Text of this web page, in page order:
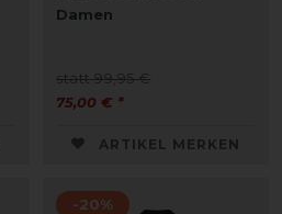
Damen
statt 99,95 €
75,00 € *
ARTIKEL MERKEN
-20%